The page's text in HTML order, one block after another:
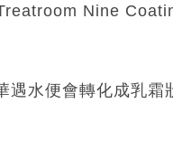
Nine
水便會轉化成乳霜